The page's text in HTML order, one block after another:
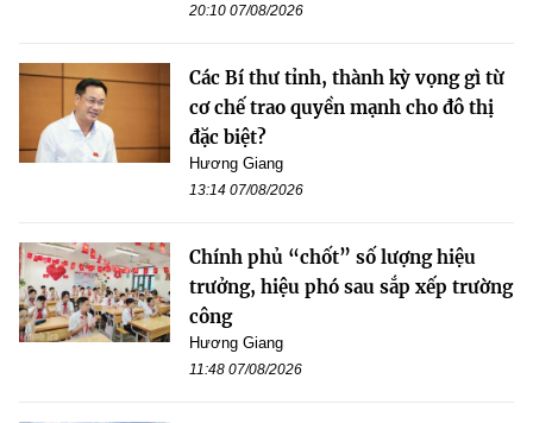
20:10 07/08/2026
Các Bí thư tỉnh, thành kỳ vọng gì từ
cơ chế trao quyền mạnh cho đô thị
đặc biệt?
Hương Giang
13:14 07/08/2026
Chính phủ “chốt” số lượng hiệu
trưởng, hiệu phó sau sắp xếp trường
công
Hương Giang
11:48 07/08/2026